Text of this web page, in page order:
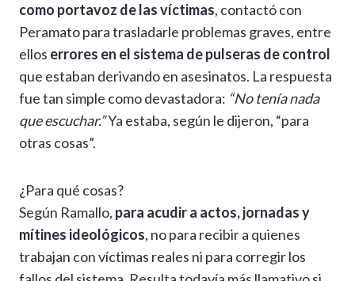
como portavoz de las víctimas, contactó con
Peramato para trasladarle problemas graves, entre
ellos errores en el sistema de pulseras de control
que estaban derivando en asesinatos. La respuesta
fue tan simple como devastadora: “No tenía nada
que escuchar.”Ya estaba, según le dijeron, “para
otras cosas”.
¿Para qué cosas?
Según Ramallo, para acudir a actos, jornadas y
mítines ideológicos, no para recibir a quienes
trabajan con víctimas reales ni para corregir los